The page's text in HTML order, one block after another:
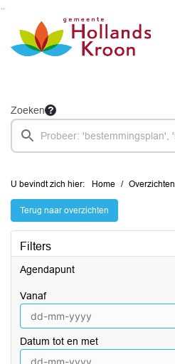
Ga naar de inhoud van deze pagina
Zoeken
U bevindt zich hier: Home Overzichten
Terug naar overzichten
Filters
Agendapunt
vanaf
Datum tot en met